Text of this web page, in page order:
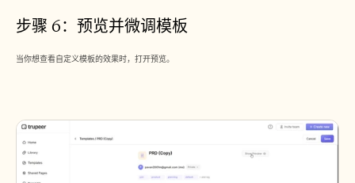
步骤 6：预览并微调模板
当你想查看自定义模板的效果时，打开预览。